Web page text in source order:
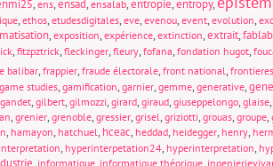
, ens,ensad, ensalab,entropie,entropy,
, ethos, etudesdigitales, eve, evenou, event, evolution,
, exposition, expérience, extinction,extrait,fablab
, fitzpztrick, fleckinger, fleury, fofana, fondation hugot,
balibar, frappier, fraude électorale, front national, frontieres
game studies, gamification, garnier, gemme, generative,
, gilbert, gilmozzi, girard, giraud, giuseppelongo, glaise,
, grenier, grenoble, gressier, grisel, griziotti, grouas, groupe,
, hamayon, hatchuel, hceac, heddad, heidegger, henry,
, hyperinterpetation24, hyperinterpretation,
, informatique, informatique théorique,